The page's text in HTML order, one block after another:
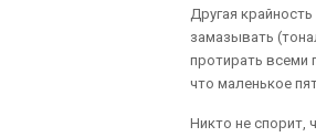
Другая
замазывать
протирать всеми
что маленькое
Никто не спорит,